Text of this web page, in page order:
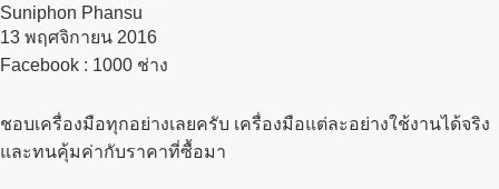
Suniphon Phansu
13 พฤศจิกายน 2016​
Facebook : 1000 ช่าง
ชอบเครื่องมือทุกอย่างเลยครับ เครื่องมือแต่ละอย่างใช้งานได้จริง
และทนคุ้มค่ากับราคาที่ซื้อมา